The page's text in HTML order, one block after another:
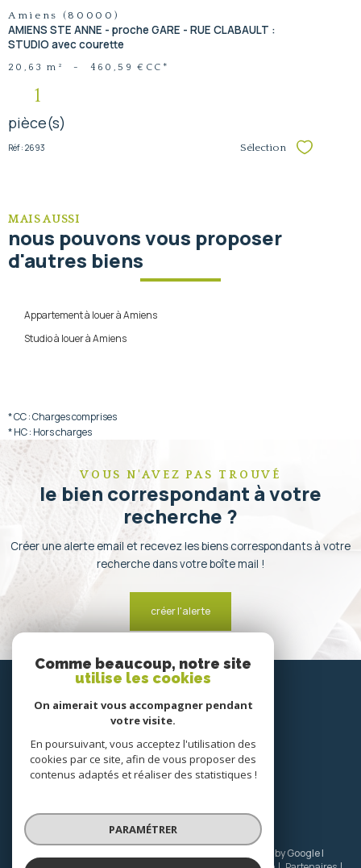
Amiens (80000)
AMIENS STE ANNE - proche GARE - RUE CLABAULT :
STUDIO avec courette
20,63 m² - 460,59 € CC*
1
pièce(s)
Réf : 2693 Sélection Sélectionner
MAIS AUSSI
nous pouvons vous proposer
d'autres biens
Appartement à louer à Amiens
Studio à louer à Amiens
* CC : Charges comprises
* HC : Hors charges
VOUS N'AVEZ PAS TROUVÉ
le bien correspondant à votre
recherche ?
Créer une alerte email et recevez les biens correspondants à votre
recherche dans votre boîte mail !
créer l'alerte
SE
espace propriétaire
NOUS
suivre
© 2026 | Tous droits réservés | Traduction powered by Google |
Comme beaucoup, notre site
utilise les cookies
On aimerait vous accompagner pendant
votre visite.
En poursuivant, vous acceptez l'utilisation des
cookies par ce site, afin de vous proposer des
contenus adaptés et réaliser des statistiques !
PARAMÉTRER